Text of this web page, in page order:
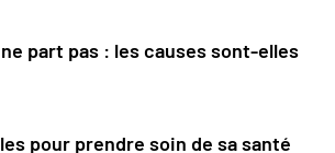
part pas : les causes sont-elles
pour prendre soin de sa santé